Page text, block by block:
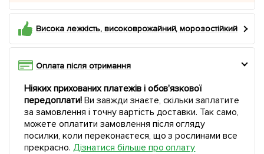
Висока лежкість, високоврожайний, морозостійкий
Оплата після отримання
Ніяких прихованих платежів і обов'язкової
передоплати!Ви завжди знаєте, скільки заплатите
за замовлення і точну вартість доставки. Так само,
можете оплатити замовлення після огляду
посилки, коли переконаєтеся, що з рослинами все
прекрасно. Дізнатися більше про оплату